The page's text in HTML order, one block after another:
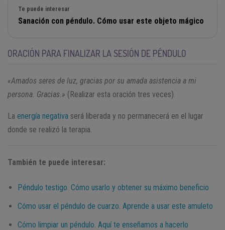
Te puede interesar
Sanación con péndulo. Cómo usar este objeto mágico
ORACIÓN PARA FINALIZAR LA SESIÓN DE PÉNDULO
«Amados seres de luz, gracias por su amada asistencia a mi
persona. Gracias.» (Realizar esta oración tres veces).
La energía negativa será liberada y no permanecerá en el lugar
donde se realizó la terapia.
También te puede interesar:
Péndulo testigo. Cómo usarlo y obtener su máximo beneficio
Cómo usar el péndulo de cuarzo. Aprende a usar este amuleto
Cómo limpiar un péndulo. Aquí te enseñamos a hacerlo